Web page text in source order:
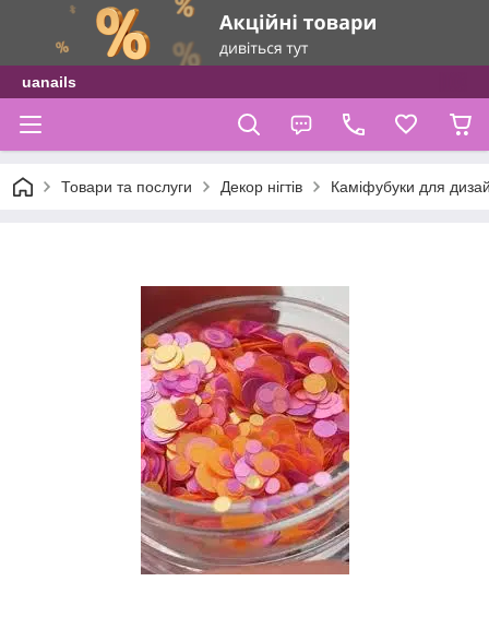
uanails
Товари та послуги Декор нігтів Каміфубуки для